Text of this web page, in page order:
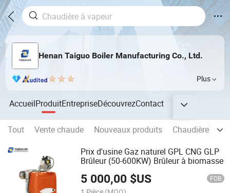
Henan Taiguo Boiler Manufacturing Co., Ltd.
Plus
AccueilProduitEntrepriseDécouvrezContact
Tout Vente chaude Nouveaux produits
Chaudière à
Prix d'usine Gaz naturel GPL CNG GLP
Brûleur (50-600KW) Brûleur à biomasse
5 000,00 $US FOB